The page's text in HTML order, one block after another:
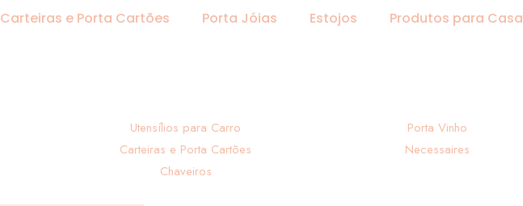
Carteiras e Porta Cartões
Porta Jóias Estojos Produtos para Casa
Utensílios para Carro Porta Vinho
Carteiras e Porta Cartões Necessaires
Chaveiros